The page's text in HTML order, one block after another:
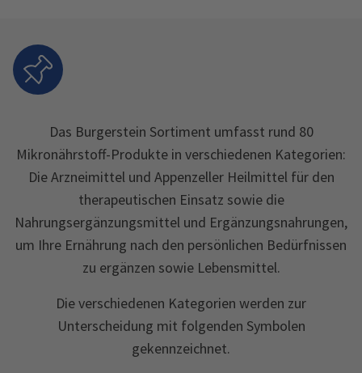
Das Burgerstein Sortiment umfasst rund 80
Mikronährstoff-Produkte in verschiedenen Kategorien:
Die Arzneimittel und Appenzeller Heilmittel für den
therapeutischen Einsatz sowie die
Nahrungsergänzungsmittel und Ergänzungsnahrungen,
um Ihre Ernährung nach den persönlichen Bedürfnissen
zu ergänzen sowie Lebensmittel.
Die verschiedenen Kategorien werden zur
Unterscheidung mit folgenden Symbolen
gekennzeichnet.